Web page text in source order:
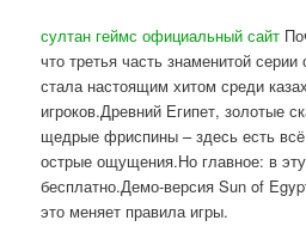
султан геймс официальный сайт
что третья часть знаменитой
стала настоящим хитом среди
игроков.Древний Египет, золотые
щедрые фриспины – здесь есть
острые ощущения.Но главное: в
бесплатно.Демо-версия Sun of
это меняет правила игры.